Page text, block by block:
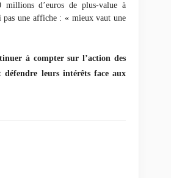
millions d’euros de plus-value à
pas une affiche : « mieux vaut une
à compter sur l’action des
leurs intérêts face aux